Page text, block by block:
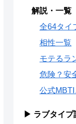
解説・一覧
全64タイ
相性一覧
モテるラ
危険？安
公式
▶ ラブタイプ